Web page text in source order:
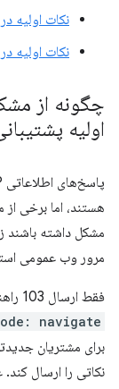
نکات اولیه در Fastly
نکات اولیه در Akamai
چگونه از
اولیه
هستند، اما برخی
مرور وب عمومی
فقط ارسال 103 راهنمایی اولیه در پاسخ به کلاینت هایی که
navigate
برای مشتریان
نکاتی را ارسال کند.